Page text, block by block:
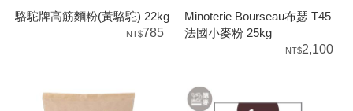
駱駝牌高筋麵粉(黃駱駝) 22kg
785
Minoterie Bourseau布瑟 T45
法國小麥粉 25kg
2,100